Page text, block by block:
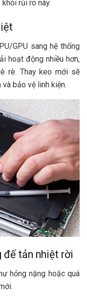
rủi ro này.
GPU sang hệ thống
hoạt động nhiều hơn,
rè. Thay keo mới sẽ
bảo vệ linh kiện.
đế tản nhiệt rời
hỏng nặng hoặc quá